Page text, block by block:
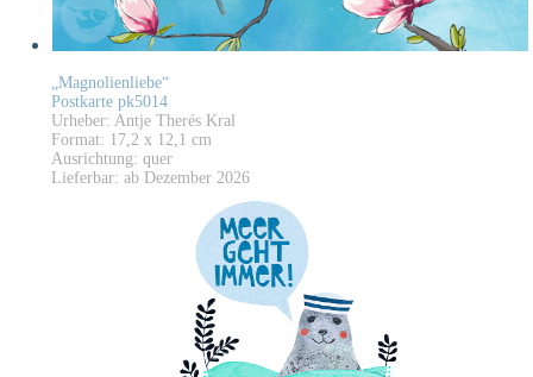
„Magnolienliebe“
Postkarte pk5014
Urheber: Antje Therés Kral
Format: 17,2 x 12,1 cm
Ausrichtung: quer
Lieferbar: ab Dezember 2026